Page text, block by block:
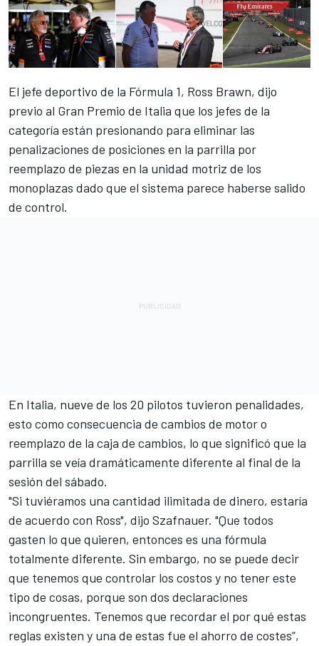
El jefe deportivo de la Fórmula 1, Ross Brawn, dijo
previo al Gran Premio de Italia que los jefes de la
categoría están presionando para eliminar las
penalizaciones de posiciones en la parrilla por
reemplazo de piezas en la unidad motriz de los
monoplazas dado que el sistema parece haberse salido
de control.
En Italia, nueve de los 20 pilotos tuvieron penalidades,
esto como consecuencia de cambios de motor o
reemplazo de la caja de cambios, lo que significó que la
parrilla se veía dramáticamente diferente al final de la
sesión del sábado.
"Si tuviéramos una cantidad ilimitada de dinero, estaría
de acuerdo con Ross", dijo Szafnauer. "Que todos
gasten lo que quieren, entonces es una fórmula
totalmente diferente. Sin embargo, no se puede decir
que tenemos que controlar los costos y no tener este
tipo de cosas, porque son dos declaraciones
incongruentes. Tenemos que recordar el por qué estas
reglas existen y una de estas fue el ahorro de costes”,